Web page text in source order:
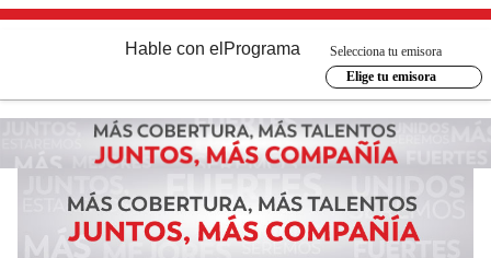
Hable con el Programa
Selecciona tu emisora
Elige tu emisora